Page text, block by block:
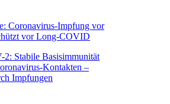
Coronavirus-Impfung vor
vor Long-COVID
2: Stabile Basisimmunität
Kontakten –
Impfungen